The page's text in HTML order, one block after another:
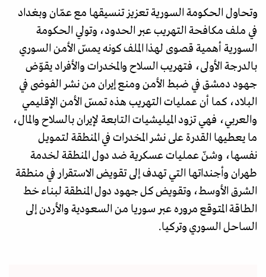
وتحاول الحكومة السورية تعزيز تنسيقها مع عمّان وبغداد
في ملف مكافحة التهريب عبر الحدود، وتولي الحكومة
السورية أهمية قصوى لهذا الملف كونه يمسّ الأمن السوري
بالدرجة الأولى، فتهريب السلاح والمخدرات والأفراد يقوّض
جهود دمشق في ضبط الأمن ومنع إيران من نشر الفوضى في
البلاد، كما أن عمليات التهريب هذه تمسّ الأمن الإقليمي
والعربي، فهي تزود الميليشيات التابعة لإيران بالسلاح والمال،
ما يعطيها القدرة على نشر المخدرات في المنطقة لتمويل
نفسها، وشنّ عمليات عسكرية ضد دول المنطقة لخدمة
طهران وأجنداتها التي تهدف إلى تقويض الاستقرار في منطقة
الشرق الأوسط، وتقويض كل جهود دول المنطقة لبناء خط
الطاقة المتوقع مروره عبر سوريا من السعودية والأردن إلى
الساحل السوري وتركيا.